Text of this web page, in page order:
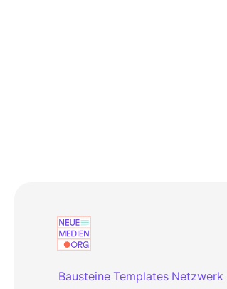
Bausteine Templates Netzwerk